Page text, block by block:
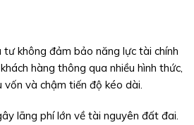
không đảm bảo năng lực tài chính
hàng thông qua nhiều hình thức,
vốn và chậm tiến độ kéo dài.
lãng phí lớn về tài nguyên đất đai.